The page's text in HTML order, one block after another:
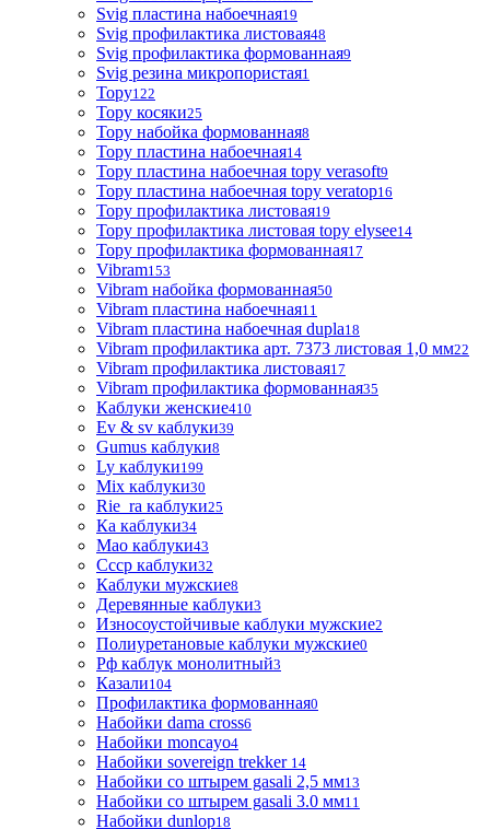
Svig пластина набоечная19
Svig профилактика листовая48
Svig профилактика формованная9
Svig резина микропористая1
Topy122
Topy косяки25
Topy набойка формованная8
Topy пластина набоечная14
Topy пластина набоечная topy verasoft9
Topy пластина набоечная topy veratop16
Topy профилактика листовая19
Topy профилактика листовая topy elysee14
Topy профилактика формованная17
Vibram153
Vibram набойка формованная50
Vibram пластина набоечная11
Vibram пластина набоечная dupla18
Vibram профилактика арт. 7373 листовая 1,0 мм22
Vibram профилактика листовая17
Vibram профилактика формованная35
Каблуки женские410
Ev & sv каблуки39
Gumus каблуки8
Ly каблуки199
Mix каблуки30
Rie_ra каблуки25
Ка каблуки34
Мао каблуки43
Ссср каблуки32
Каблуки мужские8
Деревянные каблуки3
Износоустойчивые каблуки мужские2
Полиуретановые каблуки мужские0
Рф каблук монолитный3
Казали104
Профилактика формованная0
Набойки dama cross6
Набойки moncayo4
Набойки sovereign trekker 14
Набойки со штырем gasali 2,5 мм13
Набойки со штырем gasali 3.0 мм11
Набойки dunlop18